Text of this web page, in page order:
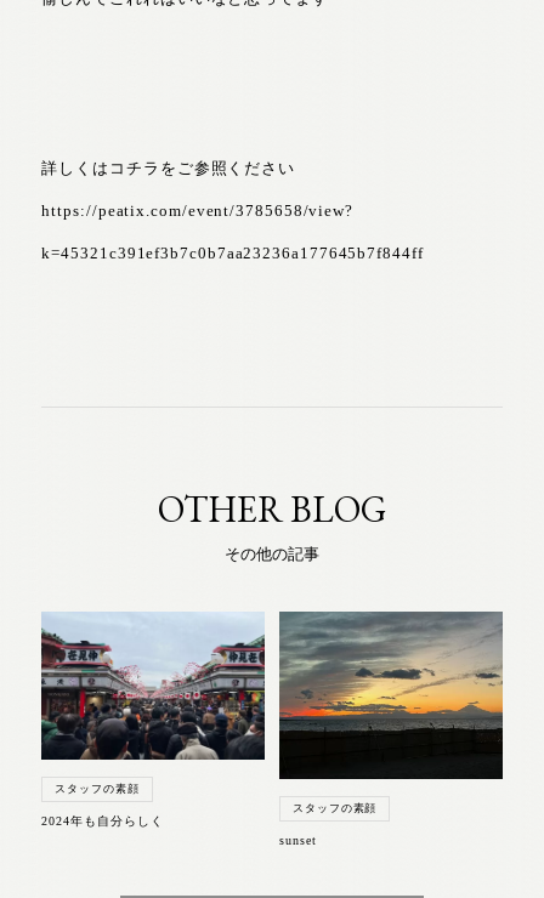
詳しくはコチラをご参照ください
https://peatix.com/event/3785658/view?
k=45321c391ef3b7c0b7aa23236a177645b7f844ff
OTHER BLOG
その他の記事
スタッフの素顔
2024年も自分らしく
スタッフの素顔
sunset